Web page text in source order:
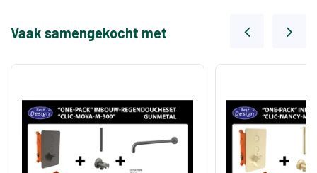
Vaak samengekocht met